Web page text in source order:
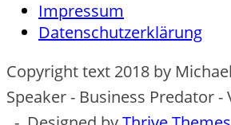
Impressum
Datenschutzerklärung
Copyright text 2018 by
Speaker - Business Predator -